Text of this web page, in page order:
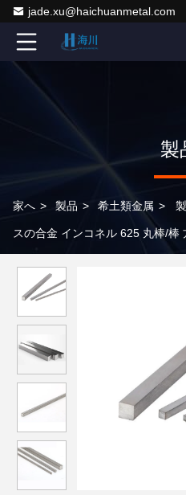
jade.xu@haichuanmetal.com
製
家へ > 製品 > 希土類金属 >
スの合金 インコネル 625 丸棒/棒